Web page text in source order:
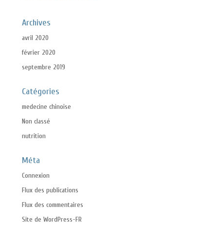
Archives
avril 2020
février 2020
septembre 2019
Catégories
medecine chinoise
Non classé
nutrition
Méta
Connexion
Flux des publications
Flux des commentaires
Site de WordPress-FR